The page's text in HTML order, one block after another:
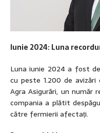
Iunie 2024: Luna
Luna iunie 2024 a fost
cu peste 1.200 de
Agra Asigurări, un număr
compania a plătit
către fermierii afectați.